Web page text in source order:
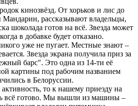
кинозвёзд. От хорьков и лис до
рассказывают владельцы,
шоколада готов на всё. Звезда может
в добавке будет отказано.
уже не пугает. Местные знают –
Звезда экрана получила приз за
барс". Это одна из 14-ти её
картины под рабочим названием
в Белоруссии.
то к нашему приезду на
всё готово. Мы вышли из машины –